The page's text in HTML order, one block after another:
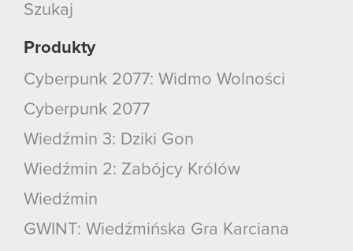
Szukaj
Produkty
Cyberpunk 2077: Widmo Wolności
Cyberpunk 2077
Wiedźmin 3: Dziki Gon
Wiedźmin 2: Zabójcy Królów
Wiedźmin
GWINT: Wiedźmińska Gra Karciana